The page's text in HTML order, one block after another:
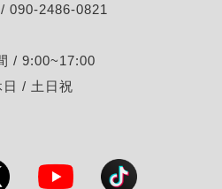
090-2486-0821
/ 9:00~17:00
日 / 土日祝